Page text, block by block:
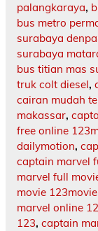
palangkaraya,
bus metro
surabaya
surabaya
bus titian mas
truk colt diesel,
cairan mudah
makassar,
free online
dailymotion,
captain marvel
marvel full
movie
marvel online
123, captain